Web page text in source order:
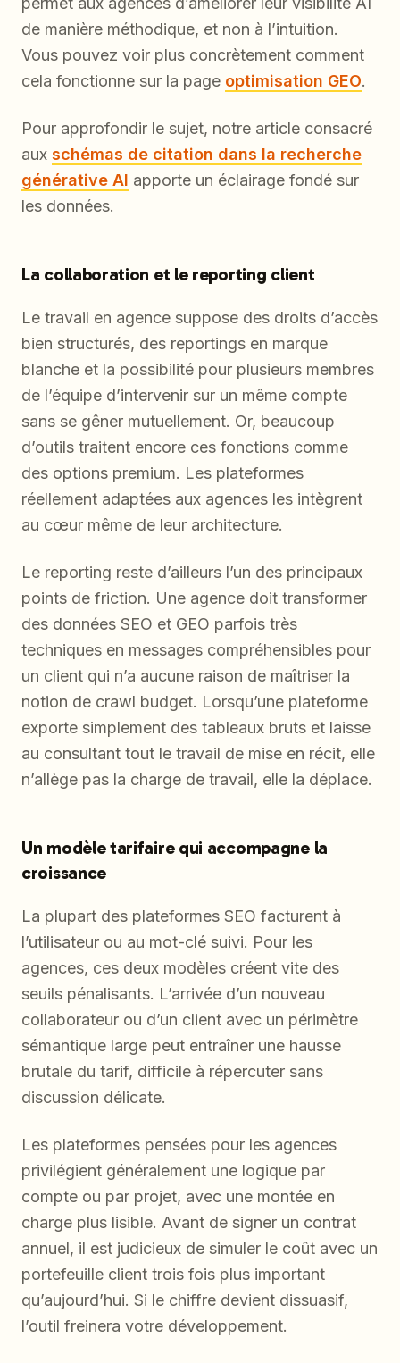
de manière méthodique, et non à l’intuition.
Vous pouvez voir plus concrètement comment
cela fonctionne sur la page optimisation GEO.
Pour approfondir le sujet, notre article consacré
aux schémas de citation dans la recherche
générative AI apporte un éclairage fondé sur
les données.
La collaboration et le reporting client
Le travail en agence suppose des droits d’accès
bien structurés, des reportings en marque
blanche et la possibilité pour plusieurs membres
de l’équipe d’intervenir sur un même compte
sans se gêner mutuellement. Or, beaucoup
d’outils traitent encore ces fonctions comme
des options premium. Les plateformes
réellement adaptées aux agences les intègrent
au cœur même de leur architecture.
Le reporting reste d’ailleurs l’un des principaux
points de friction. Une agence doit transformer
des données SEO et GEO parfois très
techniques en messages compréhensibles pour
un client qui n’a aucune raison de maîtriser la
notion de crawl budget. Lorsqu’une plateforme
exporte simplement des tableaux bruts et laisse
au consultant tout le travail de mise en récit, elle
n’allège pas la charge de travail, elle la déplace.
Un modèle tarifaire qui accompagne la
croissance
La plupart des plateformes SEO facturent à
l’utilisateur ou au mot-clé suivi. Pour les
agences, ces deux modèles créent vite des
seuils pénalisants. L’arrivée d’un nouveau
collaborateur ou d’un client avec un périmètre
sémantique large peut entraîner une hausse
brutale du tarif, difficile à répercuter sans
discussion délicate.
Les plateformes pensées pour les agences
privilégient généralement une logique par
compte ou par projet, avec une montée en
charge plus lisible. Avant de signer un contrat
annuel, il est judicieux de simuler le coût avec un
portefeuille client trois fois plus important
qu’aujourd’hui. Si le chiffre devient dissuasif,
l’outil freinera votre développement.